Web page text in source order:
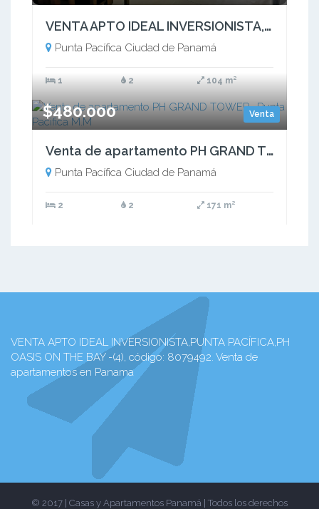
VENTA APTO IDEAL INVERSIONISTA,PUNTA PACÍFICA,PH OASIS ON THE BAY -(4)
Punta Pacífica Ciudad de Panamá
1 2 104 m²
Venta
$480.000
Venta de apartamento PH GRAND TOWER- Punta Pacifica M.M
Punta Pacífica Ciudad de Panamá
2 2 171 m²
VENTA APTO IDEAL INVERSIONISTA,PUNTA PACÍFICA,PH
OASIS ON THE BAY -(4), código: 8079492. Venta de
apartamentos en Panama
© 2017 | Casas y Apartamentos Panamá | Todos los derechos